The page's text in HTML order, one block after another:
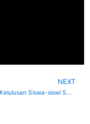
NEXT
Pengumuman Kelulusan Siswa-siswi SMAN 1 PADEMAWU Tahun Pelajaran 2024-2025